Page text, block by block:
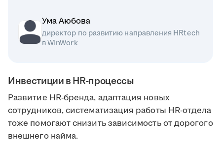
Ума Аюбова
директор по развитию направления HRtech
в WinWork
Инвестиции в HR-процессы
Развитие HR-бренда, адаптация новых
сотрудников, систематизация работы HR-отдела
тоже помогают снизить зависимость от дорогого
внешнего найма.